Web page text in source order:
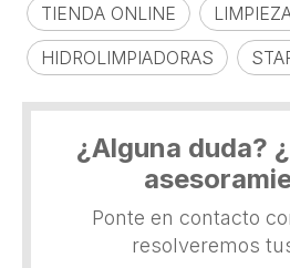
TIENDA ONLINE
HIDROLIMPIADORAS
¿Alguna duda?
Ponte en contacto
resolveremos